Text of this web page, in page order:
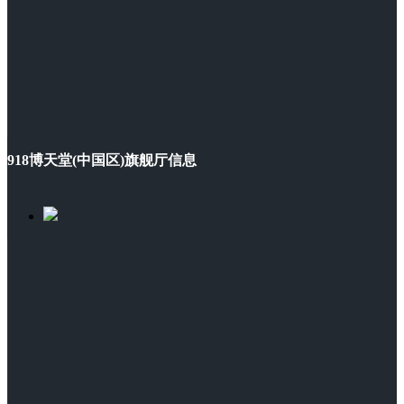
918博天堂(中国区)旗舰厅信息